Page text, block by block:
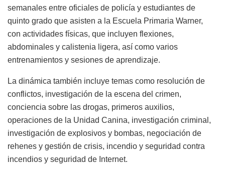
semanales entre oficiales de policía y estudiantes de
quinto grado que asisten a la Escuela Primaria Warner,
con actividades físicas, que incluyen flexiones,
abdominales y calistenia ligera, así como varios
entrenamientos y sesiones de aprendizaje.
La dinámica también incluye temas como resolución de
conflictos, investigación de la escena del crimen,
conciencia sobre las drogas, primeros auxilios,
operaciones de la Unidad Canina, investigación criminal,
investigación de explosivos y bombas, negociación de
rehenes y gestión de crisis, incendio y seguridad contra
incendios y seguridad de Internet.